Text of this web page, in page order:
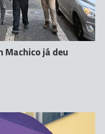
Machico já deu